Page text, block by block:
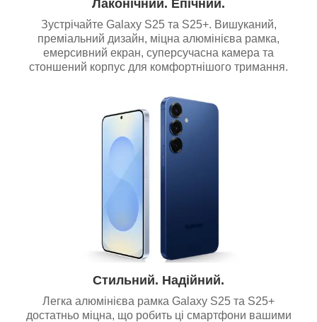
Лаконічний. Епічний.
Зустрічайте Galaxy S25 та S25+. Вишуканий,
преміальний дизайн, міцна алюмінієва рамка,
емерсивний екран, суперсучасна камера та
стоншений корпус для комфортнішого тримання.
Стильний. Надійний.
Легка алюмінієва рамка Galaxy S25 та S25+
достатньо міцна, що робить ці смартфони вашими